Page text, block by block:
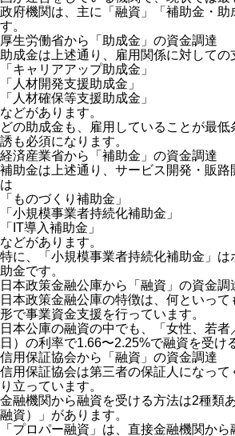
政府機関は、主に「融資」「補助金・
す。
厚生労働省から「助成金」の資金調達
助成金は上述通り、雇用関係に対して
「キャリアアップ助成金」
「人材開発支援助成金」
「人材確保等支援助成金」
などがあります。
どの助成金も、雇用していることが最
誘も必須になります。
経済産業省から「補助金」の資金調達
補助金は上述通り、サービス開発・販
は
「ものづくり補助金」
「小規模事業者持続化補助金」
「IT導入補助金」
などがあります。
特に、「小規模事業者持続化補助金」
助金です。
日本政策金融公庫から「融資」の資金調
日本政策金融公庫の特徴は、何といっ
形で事業資金支援を行っています。
日本公庫の融資の中でも、「女性、若
日）の利率で1.66〜2.25%で融資を受け
信用保証協会から「融資」の資金調達
信用保証協会は第三者の保証人になっ
り立っています。
金融機関から融資を受ける方法は2種類
融資）」があります。
「プロパー融資」は、直接金融機関か